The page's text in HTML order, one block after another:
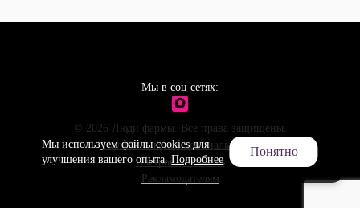
Мы в соц сетях:
© 2026 Люди фармы. Все права защищены.
Политика конфиденциальности
Настройки cookies
Рекламодателям
Мы используем файлы cookies для
улучшения вашего опыта.Подробнее
Понятно